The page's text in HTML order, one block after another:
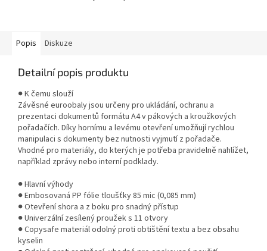
Popis Diskuze
Detailní popis produktu
● K čemu slouží
Závěsné euroobaly jsou určeny pro ukládání, ochranu a
prezentaci dokumentů formátu A4 v pákových a kroužkových
pořadačích. Díky hornímu a levému otevření umožňují rychlou
manipulaci s dokumenty bez nutnosti vyjmutí z pořadače.
Vhodné pro materiály, do kterých je potřeba pravidelně nahlížet,
například zprávy nebo interní podklady.
● Hlavní výhody
● Embosovaná PP fólie tloušťky 85 mic (0,085 mm)
● Otevření shora a z boku pro snadný přístup
● Univerzální zesílený proužek s 11 otvory
● Copysafe materiál odolný proti obtištění textu a bez obsahu
kyselin